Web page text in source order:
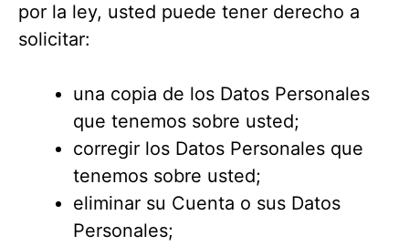
por la ley, usted puede tener derecho a
solicitar:
una copia de los Datos Personales
que tenemos sobre usted;
corregir los Datos Personales que
tenemos sobre usted;
eliminar su Cuenta o sus Datos
Personales;